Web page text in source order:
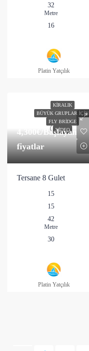
32
Metre
16
Platin Yatçılık
KIRALIK
BÜYÜK GRUPLAR İÇIN
FLY BRIDGE
VIDEO
4,300€/Başlayan
fiyatlar
Tersane 8 Gulet
15
15
42
Metre
30
Platin Yatçılık